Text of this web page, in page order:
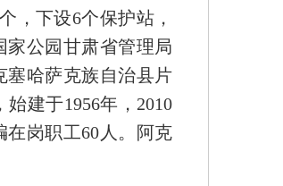
，下设6个保护站，
家公园甘肃省管理局
塞哈萨克族自治县片
建于1956年，2010
岗职工60人。阿克